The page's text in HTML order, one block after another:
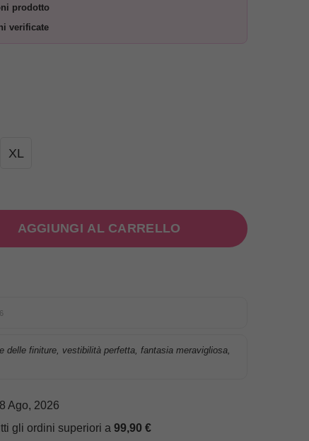
prodotto
verificate
XL
AGGIUNGI AL CARRELLO
delle finiture, vestibilità perfetta, fantasia meravigliosa,
Ago, 2026
gli ordini superiori a 99,90 €